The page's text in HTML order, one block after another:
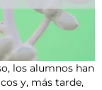
los alumnos han
y, más tarde,